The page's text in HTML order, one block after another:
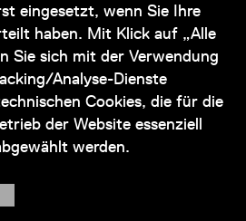
eingesetzt, wenn Sie Ihre
haben. Mit Klick auf „Alle
Sie sich mit der Verwendung
Analyse-Dienste
Cookies, die für die
der Website essenziell
werden.
85173